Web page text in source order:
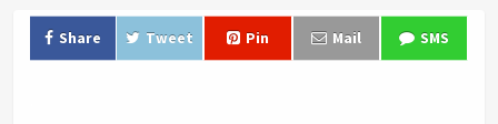
Share Tweet Pin Mail SMS